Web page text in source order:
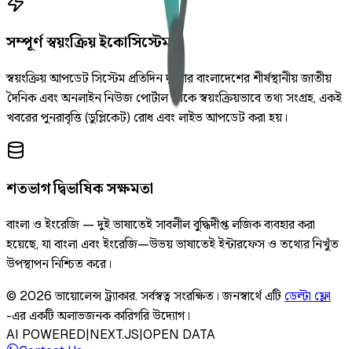
সম্পূর্ণ স্বয়ংক্রিয় ইকোসিস্টেম
স্বয়ংক্রিয় আপডেট সিস্টেম প্রতিদিন দুইবার বাংলাদেশের শীর্ষস্থানীয় জাতীয়
দৈনিক এবং অনলাইন নিউজ পোর্টাল থেকে স্বয়ংক্রিয়ভাবে তথ্য সংগ্রহ, একই
খবরের পুনরাবৃত্তি (ডুপ্লিকেট) রোধ এবং লাইভ আপডেট করা হয়।
শতভাগ দ্বিভাষিক সক্ষমতা
বাংলা ও ইংরেজি — দুই ভাষাতেই সাবলীল বুদ্ধিদীপ্ত লজিক ব্যবহার করা
হয়েছে, যা বাংলা এবং ইংরেজি—উভয় ভাষাতেই ইন্টারফেস ও তথ্যের নিখুঁত
উপস্থাপন নিশ্চিত করে।
© 2026 ভায়োলেন্স ট্র্যাকার.সর্বস্বত্ব সংরক্ষিত। জনস্বার্থে এটিডেল্টা ফ্লো
-এর একটি অলাভজনক কারিগরি উদ্যোগ।
AI POWERED|NEXT.JS|OPEN DATA